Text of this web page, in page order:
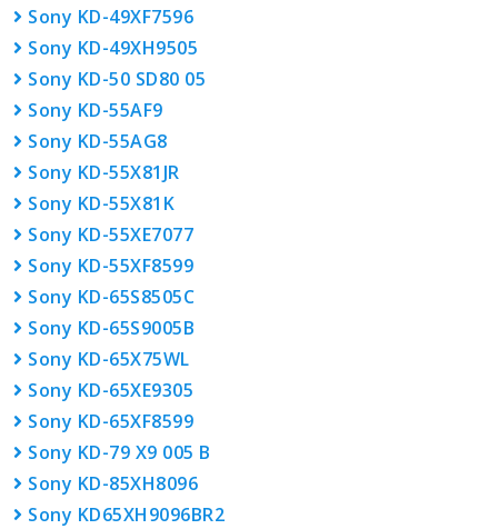
Sony KD-49XF7596
Sony KD-49XH9505
Sony KD-50 SD80 05
Sony KD-55AF9
Sony KD-55AG8
Sony KD-55X81JR
Sony KD-55X81K
Sony KD-55XE7077
Sony KD-55XF8599
Sony KD-65S8505C
Sony KD-65S9005B
Sony KD-65X75WL
Sony KD-65XE9305
Sony KD-65XF8599
Sony KD-79 X9 005 B
Sony KD-85XH8096
Sony KD65XH9096BR2